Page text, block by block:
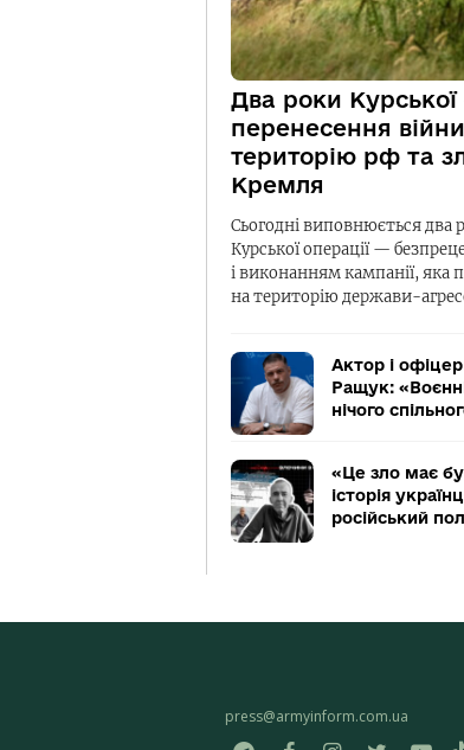
Два роки Курської
перенесення
територію рф та
Кремля
Сьогодні виповнюється два
Курської операції —
і виконанням кампанії, яка
на територію держави-
Актор і
Ращук:
нічого
«Це зло має
історія
російський
press@armyinform.com.ua